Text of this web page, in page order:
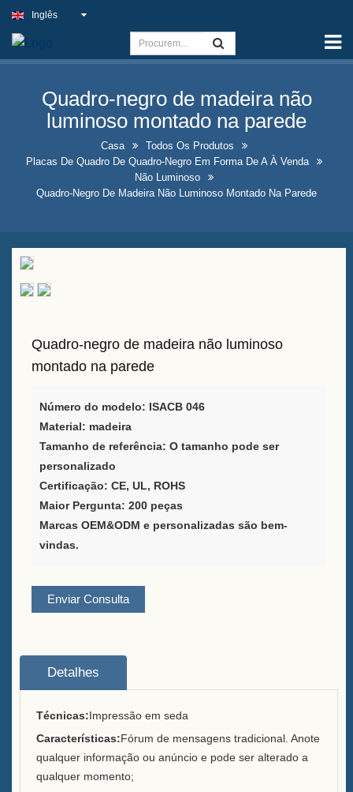
Capacidade
Sinal de Luz Fino
Placa de pub ao ar livre
Placas de Negócios Internos
ao Melhor Preço
Garrafas de Bebidas
Placas de Quadro de Quadro-
Negro em Forma de A à Venda
Provedor de Soluções de
Embalagem de Vinho
Balde de Gelo
Acessórios para barra
Abredor de Garrafas com
Tampo de Barra
Quem somos
Serviço
Marcas que atendemos
Sustentabilidade
Inglês
Quadro-negro de madeira não
luminoso montado na parede
Casa
Todos Os Produtos
Placas De Quadro De Quadro-Negro Em Forma De A À Venda
Não Luminoso
Quadro-Negro De Madeira Não Luminoso Montado Na Parede
Quadro-negro de madeira não luminoso
montado na parede
Número do modelo: ISACB 046
Material: madeira
Tamanho de referência: O tamanho pode ser
personalizado
Certificação: CE, UL, ROHS
Maior Pergunta: 200 peças
Marcas OEM&ODM e personalizadas são bem-
vindas.
Enviar Consulta
Detalhes
Técnicas:Impressão em seda
Características:Fórum de mensagens tradicional. Anote
qualquer informação ou anúncio e pode ser alterado a
qualquer momento;